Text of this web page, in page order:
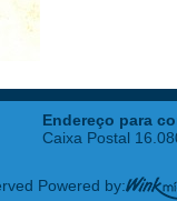
Endereço para
Caixa Postal
Powered by: